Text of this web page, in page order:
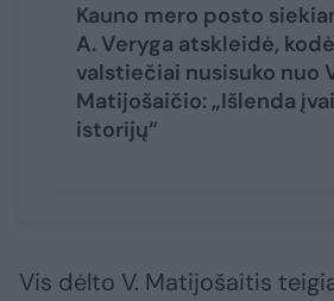
Kauno mero posto
A. Veryga atskleidė,
valstiečiai nusisuko nuo
Matijošaičio: „Išlenda
istorijų“
Vis dėlto V. Matijošaitis